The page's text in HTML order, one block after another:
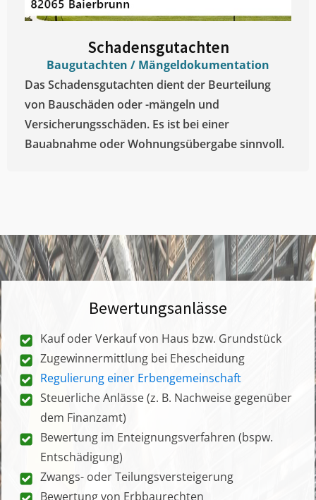
Schadensgutachten
Baugutachten / Mängeldokumentation
Das Schadensgutachten dient der Beurteilung
von Bauschäden oder -mängeln und
Versicherungsschäden. Es ist bei einer
Bauabnahme oder Wohnungsübergabe sinnvoll.
Bewertungsanlässe
Kauf oder Verkauf von Haus bzw. Grundstück
Zugewinnermittlung bei Ehescheidung
Regulierung einer Erbengemeinschaft
Steuerliche Anlässe (z. B. Nachweise gegenüber
dem Finanzamt)
Bewertung im Enteignungsverfahren (bspw.
Entschädigung)
Zwangs- oder Teilungsversteigerung
Bewertung von Erbbaurechten